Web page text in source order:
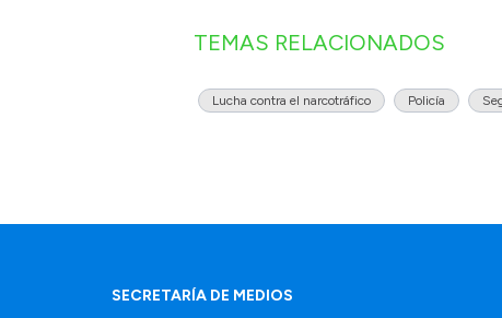
TEMAS RELACIONADOS
Lucha contra el narcotráfico Policía
SECRETARÍA DE MEDIOS